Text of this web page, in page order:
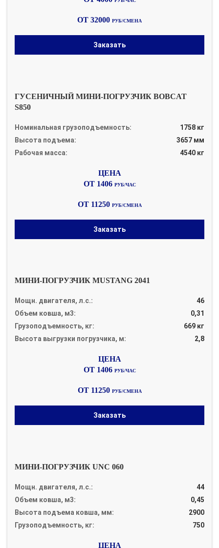
ОТ 32000 РУБ/СМЕНА
Заказать
ГУСЕНИЧНЫЙ МИНИ-ПОГРУЗЧИК BOBCAT
S850
Номинальная грузоподъемность:
1758 кг
Высота подъема:
3657 мм
Рабочая масса:
4540 кг
ОТ 1406 РУБ/ЧАС
ОТ 11250 РУБ/СМЕНА
Заказать
МИНИ-ПОГРУЗЧИК MUSTANG 2041
Мощн. двигателя, л.с.:
46
Объем ковша, м3:
0,31
Грузоподъемность, кг:
669 кг
Высота выгрузки погрузчика, м:
2,8
ОТ 1406 РУБ/ЧАС
ОТ 11250 РУБ/СМЕНА
Заказать
МИНИ-ПОГРУЗЧИК UNC 060
Мощн. двигателя, л.с.:
44
Объем ковша, м3:
0,45
Высота подъема ковша, мм:
2900
Грузоподъемность, кг:
750